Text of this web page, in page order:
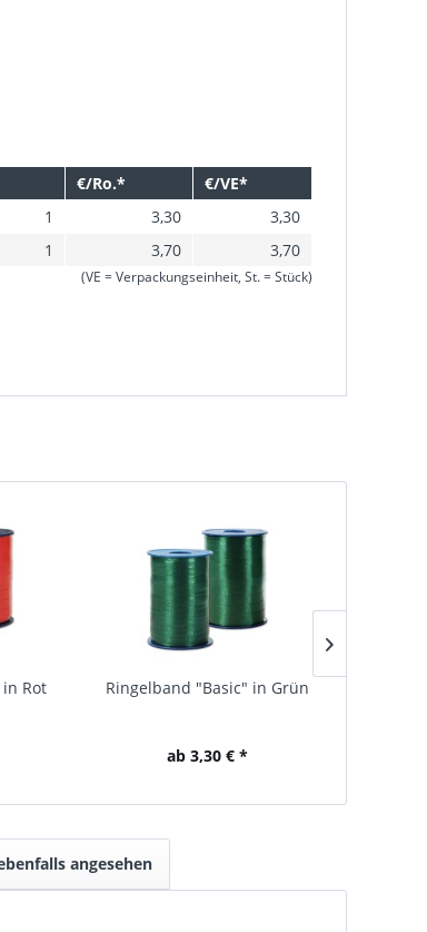
€/Ro.*
€/VE*
1 3,30
3,30
1 3,70 3,70
(VE = Verpackungseinheit, St. = Stück)
Rot Ringelband "Basic" in Grün
ab 3,30 € *
angesehen